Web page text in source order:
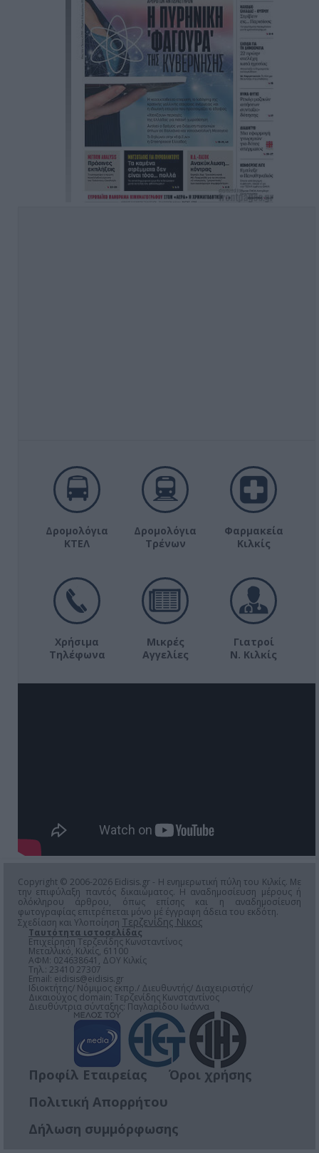
Δρομολόγια
ΚΤΕΛ
Δρομολόγια
Τρένων
Φαρμακεία
Κιλκίς
Χρήσιμα
Τηλέφωνα
Μικρές
Αγγελίες
Γιατροί
Ν. Κιλκίς
Copyright © 2006-2026 Eidisis.gr - Η ενημερωτική πύλη του Κιλκίς. Με
την επιφύλαξη παντός δικαιώματος. Η αναδημοσίευση μέρους ή
ολόκληρου άρθρου, όπως επίσης και η αναδημοσίευση
φωτογραφίας επιτρέπεται μόνο μέ έγγραφη άδεια του εκδότη.
Σχεδίαση και Υλοποίηση Τερζενίδης Νικος
Ταυτότητα ιστοσελίδας
Επιχείρηση Τερζενίδης Κωνσταντίνος
Μεταλλικό, Κιλκίς, 61100
ΑΦΜ: 024638641, ΔΟΥ Κιλκίς
Τηλ.: 23410 27307
Email: eidisis@eidisis.gr
Ιδιοκτήτης/ Νόμιμος εκπρ./ Διευθυντής/ Διαχειριστής/
Δικαιούχος domain: Τερζενίδης Κωνσταντίνος
Διευθύντρια σύνταξης: Παγλαρίδου Ιωάννα
Προφίλ Εταιρείας
Όροι χρήσης
Πολιτική Απορρήτου
Δήλωση συμμόρφωσης